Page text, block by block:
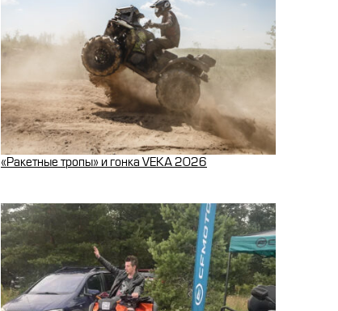
«Ракетные тропы» и гонка VEKA 2026